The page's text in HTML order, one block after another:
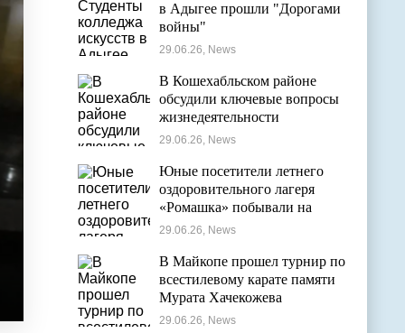
в Адыгее прошли "Дорогами
войны"
29.06.26, News
В Кошехабльском районе
обсудили ключевые вопросы
жизнедеятельности
муниципалитета
29.06.26, News
Юные посетители летнего
оздоровительного лагеря
«Ромашка» побывали на
экскурсии в Дондуковском
29.06.26, News
В Майкопе прошел турнир по
всестилевому карате памяти
Мурата Хачекожева
29.06.26, News